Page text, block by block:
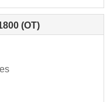
(OT)